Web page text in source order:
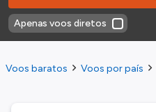
Apenas voos diretos
Voos baratos Voos por país